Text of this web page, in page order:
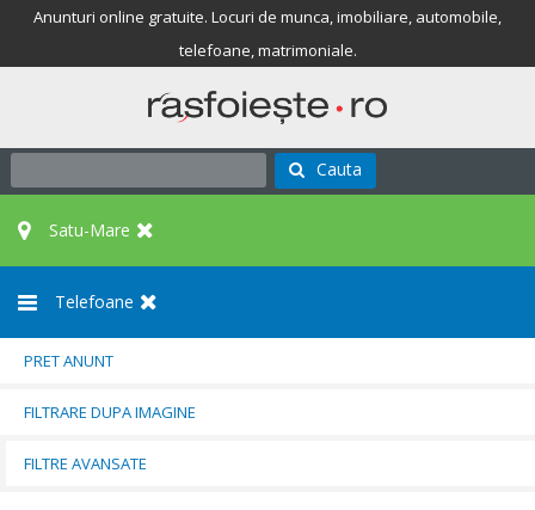
Anunturi online gratuite. Locuri de munca, imobiliare, automobile,
telefoane, matrimoniale.
Cauta
Satu-Mare
Telefoane
PRET ANUNT
FILTRARE DUPA IMAGINE
FILTRE AVANSATE